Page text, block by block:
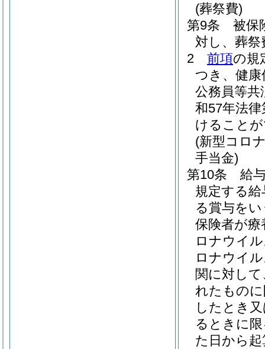
(葬祭費)
第9条
被保
対し、葬
2
前項の規
つき、健康
公務員等共
和57年法律
けること
(新型コロ
手当金)
第10条
給
規定する
る賞与を
保険者が
ロナウイ
ロナウイ
関に対し
れたもの
したとき
るときに
た日から